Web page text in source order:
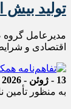
تولید بیش از10 هزار دستگاه و ارزآوری افزون بر 10 میلیون دلاری تراکتور
اقتصادی و
13 - ژوئن - 2026
به منظور